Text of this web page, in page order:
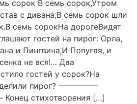
сорок В семь сорок,Утром
с дивана,В семь сорок шли
семь сорокНа дорогеВидят
гостей на пирог: Орла,
и Пингвина,И Попугая, и
не вся!… Два
гостей у сорок?На
пирог? —————
стихотворения […]